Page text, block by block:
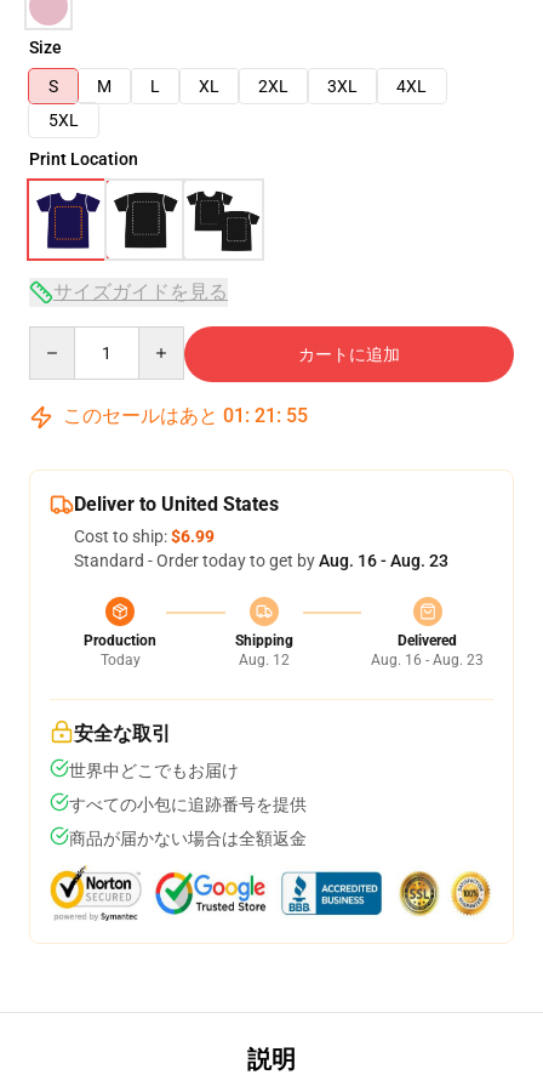
Size
S
M L XL 2XL 3XL
4XL
5XL
Print Location
サイズガイドを見る
カートに追加
このセールはあと 01 : 21 : 54
Deliver to United States
Cost to ship:$6.99
Standard - Order today to get byAug. 16 - Aug. 23
Production
Today
Shipping
Aug. 12
Delivered
Aug. 16 - Aug. 23
安全な取引
世界中どこでもお届け
すべての小包に追跡番号を提供
商品が届かない場合は全額返金
説明